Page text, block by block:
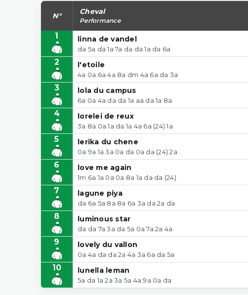
N° Cheval
Performance
1 linna de vandel
da 5a da 1a 7a da da 1a da 6a
2 l'etoile
4a 0a 6a 4a 8a dm 4a 6a da 3a
3 lola du campus
6a 0a 4a da da 1a aa da 1a 8a
4 lorelei de reux
3a 8a 0a 1a da 1a 4a 6a (24) 1a
5 lerika du chene
0a 9a 1a 3a 0a da 0a da (24) 2a
6 love me again
1m 6a 1a 0a 0a 8a 1a da da (24)
7 lagune piya
da 6a 5a 8a 8a 6a 3a da 2a da
8 luminous star
da da 7a 3a da 5a 0a 7a 2a 4a
9 lovely du vallon
0a 4a da da 2a 4a 3a 6a da 5a
10 lunella leman
5a da 1a 2a 3a 5a 4a 9a 0a da